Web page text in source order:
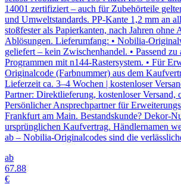
14001 zertifiziert – auch für Zubehörteile
und Umweltstandards. PP-Kante 1,2 mm an
stoßfester als Papierkanten, nach Jahren ohne
Ablösungen. Lieferumfang: • Nobilia-
geliefert – kein Zwischenhandel. • Passend
Programmen mit n144-Rastersystem. • Für
Originalcode (Farbnummer) aus dem
Lieferzeit ca. 3–4 Wochen | kostenloser
Partner: Direktlieferung, kostenloser Versand,
Persönlicher Ansprechpartner für
Frankfurt am Main. Bestandskunde? Dekor-
ursprünglichen Kaufvertrag. Händlernamen
ab – Nobilia-Originalcodes sind die
ab
67.88
€